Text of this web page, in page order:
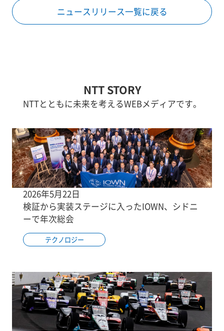
ニュースリリース一覧に戻る
NTT STORY
NTTとともに未来を考えるWEBメディアです。
2026年5月22日
検証から実装ステージに入ったIOWN、シドニ
ーで年次総会
テクノロジー